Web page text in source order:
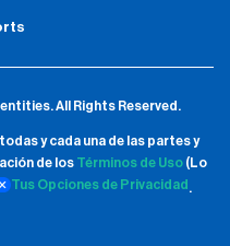
entities.All Rights Reserved.
y cada una de las partes y
de los Términos de Uso(Lo
Tus Opciones de Privacidad .